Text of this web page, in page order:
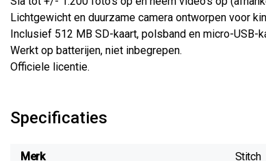
Lichtgewicht en duurzame camera ontworpen voor
Inclusief 512 MB SD-kaart, polsband en micro-USB-
Werkt op batterijen, niet inbegrepen.
Officiele licentie.
Specificaties
Merk Stitch